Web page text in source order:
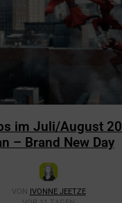
im Juli/August
– Brand New Day
VON IVONNE JEETZE